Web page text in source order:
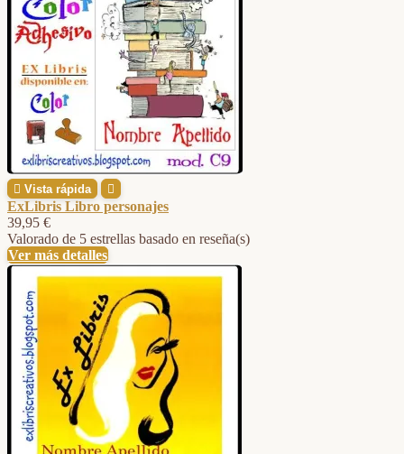
 Vista rápida 
ExLibris Libro personajes
39,95 €
Valorado de 5 estrellas basado en reseña(s)
Ver más detalles